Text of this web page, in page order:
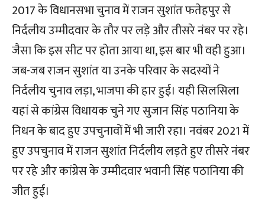
2017 के विधानसभा चुनाव में राजन सुशांत फतेहपुर से
निर्दलीय उम्मीदवार के तौर पर लड़े और तीसरे नंबर पर रहे।
जैसा कि इस सीट पर होता आया था, इस बार भी वही हुआ।
जब-जब राजन सुशांत या उनके परिवार के सदस्यों ने
निर्दलीय चुनाव लड़ा, भाजपा की हार हुई। यही सिलसिला
यहां से कांग्रेस विधायक चुने गए सुजान सिंह पठानिया के
निधन के बाद हुए उपचुनावों में भी जारी रहा। नवंबर 2021 में
हुए उपचुनाव में राजन सुशांत निर्दलीय लड़ते हुए तीसरे नंबर
पर रहे और कांग्रेस के उम्मीदवार भवानी सिंह पठानिया की
जीत हुई।